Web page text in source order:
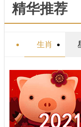
精华推荐
生肖